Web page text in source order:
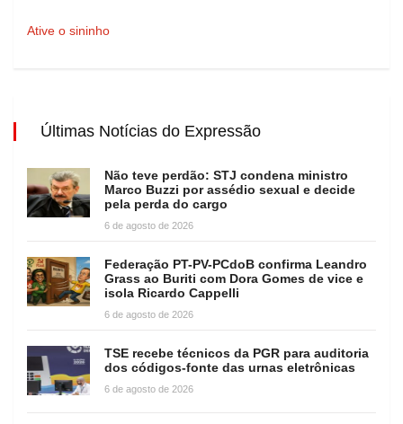
Ative o sininho
Últimas Notícias do Expressão
Não teve perdão: STJ condena ministro
Marco Buzzi por assédio sexual e decide
pela perda do cargo
6 de agosto de 2026
Federação PT-PV-PCdoB confirma Leandro
Grass ao Buriti com Dora Gomes de vice e
isola Ricardo Cappelli
6 de agosto de 2026
TSE recebe técnicos da PGR para auditoria
dos códigos-fonte das urnas eletrônicas
6 de agosto de 2026